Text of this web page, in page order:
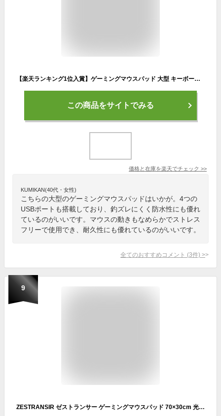
【楽天ランキング1位入賞】ゲーミングマウスパッド 大型 キーボードパッド 防水 ズレない RGB 4USBケーブル付属(Black, 4USB)
この商品をサイトでみる
価格と在庫を楽天でチェック >>
KUMIKAN(40代・女性)
こちらの大型のゲーミングマウスパッドはいかが。4つの
USBポートも搭載しており、釣ズレにくく防水性にも優れ
ているのがいいです。マウスの動きもなめらかでストレス
フリーで使用でき、耐久性にも優れているのがいいです。
全てのおすすめコメント (3件) >
9
ZESTRANSIR ゼストランサー ゲーミングマウスパッド 70×30cm 光学式 レーザー式 対応 マウスパット 大 大判 マウスパッド テーブルマット 大型 マウス パッド オシャレ デスクパッド ZST007043